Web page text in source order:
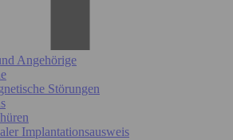
Angehörige
Störungen
Implantationsausweis